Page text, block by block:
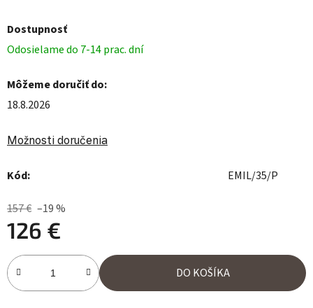
Dostupnosť
Odosielame do 7-14 prac. dní
Môžeme doručiť do:
18.8.2026
Možnosti doručenia
Kód: EMIL/35/P
157 € –19 %
126 €
Jednotková cena:
DO KOŠÍKA